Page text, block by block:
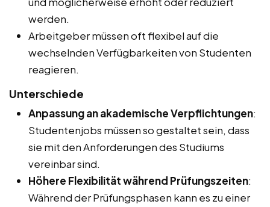
werden.
Arbeitgeber müssen oft flexibel auf die
wechselnden Verfügbarkeiten von Studenten
reagieren.
Unterschiede
Anpassung an akademische Verpflichtungen:
Studentenjobs müssen so gestaltet sein, dass
sie mit den Anforderungen des Studiums
vereinbar sind.
Höhere Flexibilität während Prüfungszeiten:
Während der Prüfungsphasen kann es zu einer